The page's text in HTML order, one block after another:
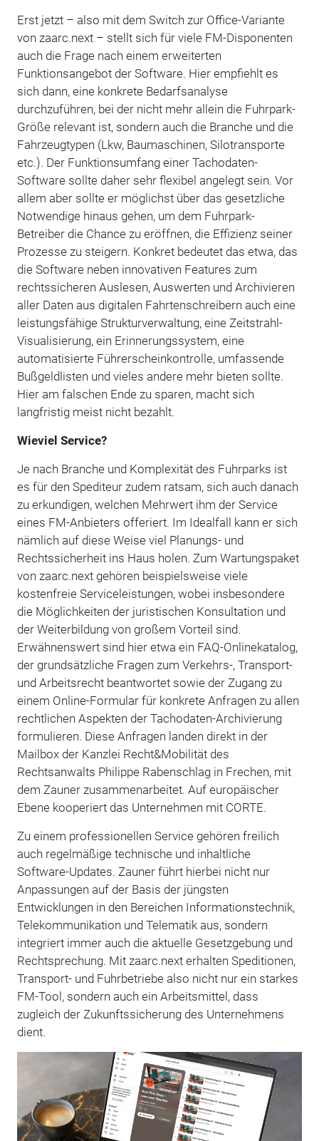
Erst jetzt – also mit dem Switch zur Office-Variante
von zaarc.next – stellt sich für viele FM-Disponenten
auch die Frage nach einem erweiterten
Funktionsangebot der Software. Hier empfiehlt es
sich dann, eine konkrete Bedarfsanalyse
durchzuführen, bei der nicht mehr allein die Fuhrpark-
Größe relevant ist, sondern auch die Branche und die
Fahrzeugtypen (Lkw, Baumaschinen, Silotransporte
etc.). Der Funktionsumfang einer Tachodaten-
Software sollte daher sehr flexibel angelegt sein. Vor
allem aber sollte er möglichst über das gesetzliche
Notwendige hinaus gehen, um dem Fuhrpark-
Betreiber die Chance zu eröffnen, die Effizienz seiner
Prozesse zu steigern. Konkret bedeutet das etwa, das
die Software neben innovativen Features zum
rechtssicheren Auslesen, Auswerten und Archivieren
aller Daten aus digitalen Fahrtenschreibern auch eine
leistungsfähige Strukturverwaltung, eine Zeitstrahl-
Visualisierung, ein Erinnerungssystem, eine
automatisierte Führerscheinkontrolle, umfassende
Bußgeldlisten und vieles andere mehr bieten sollte.
Hier am falschen Ende zu sparen, macht sich
langfristig meist nicht bezahlt.
Wieviel Service?
Je nach Branche und Komplexität des Fuhrparks ist
es für den Spediteur zudem ratsam, sich auch danach
zu erkundigen, welchen Mehrwert ihm der Service
eines FM-Anbieters offeriert. Im Idealfall kann er sich
nämlich auf diese Weise viel Planungs- und
Rechtssicherheit ins Haus holen. Zum Wartungspaket
von zaarc.next gehören beispielsweise viele
kostenfreie Serviceleistungen, wobei insbesondere
die Möglichkeiten der juristischen Konsultation und
der Weiterbildung von großem Vorteil sind.
Erwähnenswert sind hier etwa ein FAQ-Onlinekatalog,
der grundsätzliche Fragen zum Verkehrs-, Transport-
und Arbeitsrecht beantwortet sowie der Zugang zu
einem Online-Formular für konkrete Anfragen zu allen
rechtlichen Aspekten der Tachodaten-Archivierung
formulieren. Diese Anfragen landen direkt in der
Mailbox der Kanzlei Recht&Mobilität des
Rechtsanwalts Philippe Rabenschlag in Frechen, mit
dem Zauner zusammenarbeitet. Auf europäischer
Ebene kooperiert das Unternehmen mit CORTE.
Zu einem professionellen Service gehören freilich
auch regelmäßige technische und inhaltliche
Software-Updates. Zauner führt hierbei nicht nur
Anpassungen auf der Basis der jüngsten
Entwicklungen in den Bereichen Informationstechnik,
Telekommunikation und Telematik aus, sondern
integriert immer auch die aktuelle Gesetzgebung und
Rechtsprechung. Mit zaarc.next erhalten Speditionen,
Transport- und Fuhrbetriebe also nicht nur ein starkes
FM-Tool, sondern auch ein Arbeitsmittel, dass
zugleich der Zukunftssicherung des Unternehmens
dient.